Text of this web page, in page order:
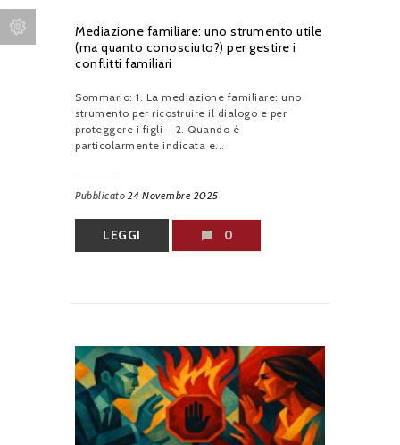
Mediazione familiare: uno strumento utile
(ma quanto conosciuto?) per gestire i
conflitti familiari
Sommario: 1. La mediazione familiare: uno
strumento per ricostruire il dialogo e per
proteggere i figli – 2. Quando è
particolarmente indicata e...
Pubblicato 24 Novembre 2025
LEGGI 0